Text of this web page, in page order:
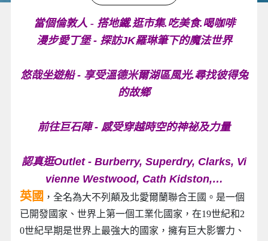
當個倫敦人 - 搭地鐵.逛市集.吃美食.喝咖啡
漫步愛丁堡 - 探訪JK羅琳筆下的魔法世界
悠哉坐遊船 - 享受溫德米爾湖區風光.尋找彼得兔
的故鄉
前往巨石陣 - 感受穿越時空的神祕及力量
認真逛Outlet - Burberry, Superdry, Clarks, Vi
vienne Westwood, Cath Kidston,…
英國 ，全名為大不列顛及北愛爾蘭聯合王國。是一個
已開發國家、世界上第一個工業化國家，在19世紀和2
0世紀早期是世界上最強大的國家，擁有巨大影響力、